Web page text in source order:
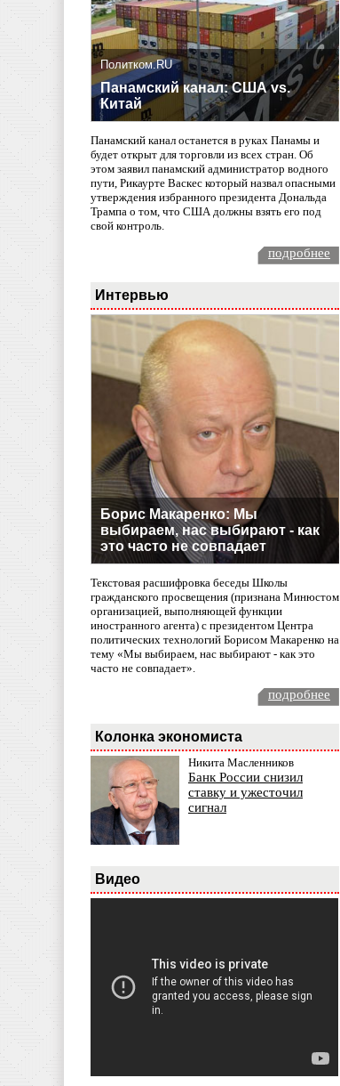
Политком.RU
Панамский канал: США vs.
Китай
Панамский канал останется в руках Панамы и
будет открыт для торговли из всех стран. Об
этом заявил панамский администратор водного
пути, Рикаурте Васкес который назвал опасными
утверждения избранного президента Дональда
Трампа о том, что США должны взять его под
свой контроль.
подробнее
Интервью
Борис Макаренко: Мы
выбираем, нас выбирают - как
это часто не совпадает
Текстовая расшифровка беседы Школы
гражданского просвещения (признана Минюстом
организацией, выполняющей функции
иностранного агента) с президентом Центра
политических технологий Борисом Макаренко на
тему «Мы выбираем, нас выбирают - как это
часто не совпадает».
подробнее
Колонка экономиста
Никита Масленников
Банк России снизил
ставку и ужесточил
сигнал
Видео